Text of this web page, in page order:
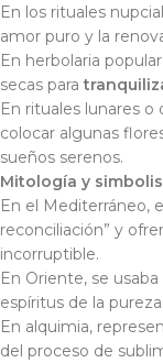
En los rituales
amor puro y la
En herbolaria
secas para
En rituales lunares
colocar algunas
sueños serenos.
Mitología y
En el Mediterráneo,
reconciliación” y
incorruptible.
En Oriente, se
espíritus de la pureza.
En alquimia,
del proceso de